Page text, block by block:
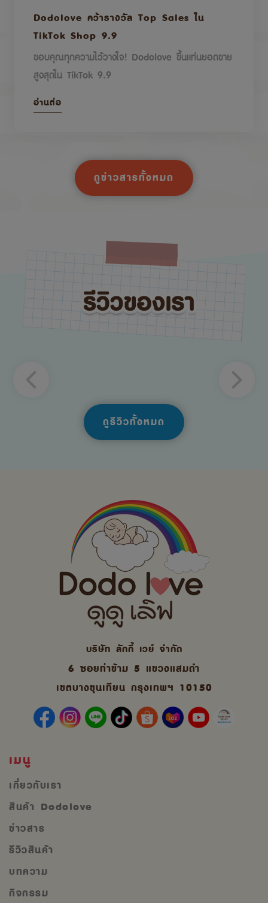
Dodolove คว้ารางวัล Top Sales ใน
TikTok Shop 9.9
ขอบคุณทุกความไว้วางใจ! Dodolove ขึ้นแท่นยอดขาย
สูงสุดใน TikTok 9.9
อ่านต่อ
ดูข่าวสารทั้งหมด
ดูรีวิวทั้งหมด
บริษัท ลักกี้ เวย์ จํากัด
6 ซอยท่าข้าม 5 แขวงแสมดำ
เขตบางขุนเทียน กรุงเทพฯ 10150
เมนู
เกี่ยวกับเรา
สินค้า Dodolove
ข่าวสาร
รีวิวสินค้า
บทความ
กิจกรรม